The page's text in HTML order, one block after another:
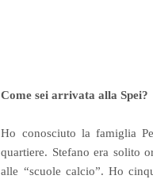
Come sei arrivata alla Spei?
Ho conosciuto la famiglia
quartiere. Stefano era solito
alle “scuole calcio”. Ho